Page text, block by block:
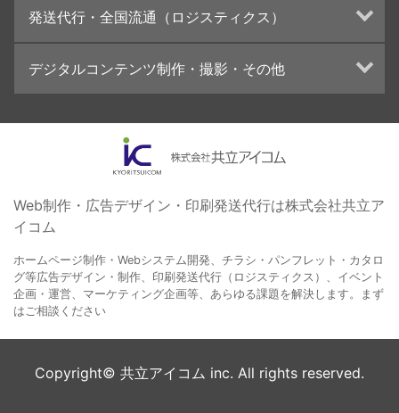
学校・会社案内パンフレット制作・印刷
高精細印刷（スブリマ印刷）
社内報
名刺
一般印刷 （オンデマンド・オフセット）
ユニバーサル・コミュニケーション・デザイン
ブランディング戦略
コンテンツ制作
採用プロモーション
発送代行・全国流通（ロジスティクス）
デジタルコンテンツ制作・撮影・その他
イラスト・キャラクター制作
ロゴデザイン・CI設計
コピー・ライティング
電子ブック制作
自社メディア
Web制作・広告デザイン・印刷発送代行は株式会社共立ア
イコム
ホームページ制作・Webシステム開発、チラシ・パンフレット・カタロ
グ等広告デザイン・制作、印刷発送代行（ロジスティクス）、イベント
企画・運営、マーケティング企画等、あらゆる課題を解決します。まず
はご相談ください
Copyright© 共立アイコム inc. All rights reserved.